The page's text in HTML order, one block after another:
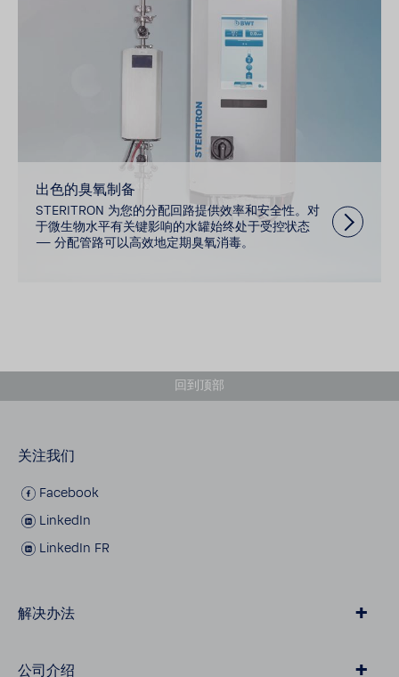
出色的臭氧制备
STERITRON 为您的分配回路提供效率和安全性。对
于微生物水平有关键影响的水罐始终处于受控状态
— 分配管路可以高效地定期臭氧消毒。
回到顶部
关注我们
Facebook
LinkedIn
LinkedIn FR
解决办法
公司介绍